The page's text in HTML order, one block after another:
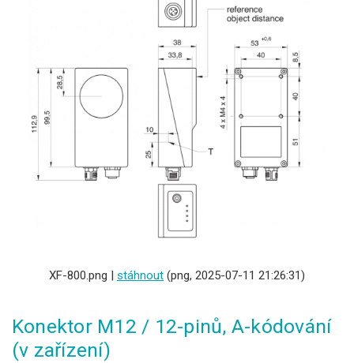
XF-800.png | stáhnout (png, 2025-07-11 21:26:31)
Konektor M12 / 12-pinů, A-kódování
(v zařízení)